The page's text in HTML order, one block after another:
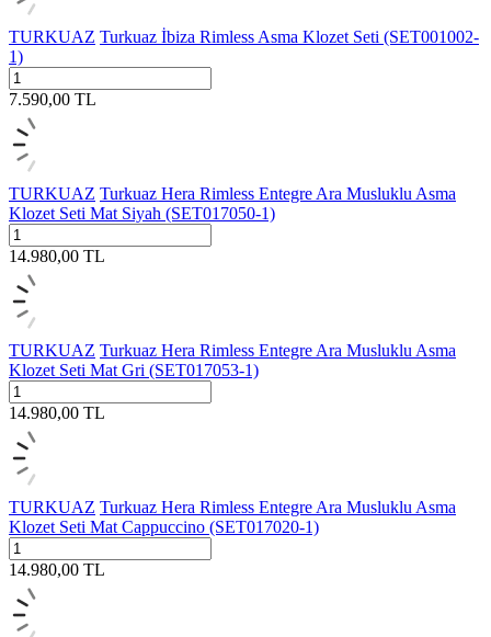
TURKUAZ Turkuaz İbiza Rimless Asma Klozet Seti (SET001002-
1)
7.590,00 TL
TURKUAZ Turkuaz Hera Rimless Entegre Ara Musluklu Asma
Klozet Seti Mat Siyah (SET017050-1)
14.980,00 TL
TURKUAZ Turkuaz Hera Rimless Entegre Ara Musluklu Asma
Klozet Seti Mat Gri (SET017053-1)
14.980,00 TL
TURKUAZ Turkuaz Hera Rimless Entegre Ara Musluklu Asma
Klozet Seti Mat Cappuccino (SET017020-1)
14.980,00 TL